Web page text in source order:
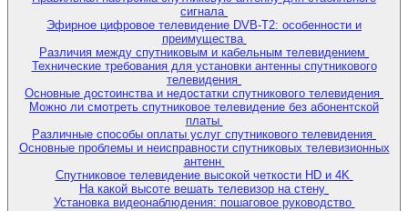
сигнала
Эфирное цифровое телевидение DVB-T2: особенности и
преимущества
Различия между спутниковым и кабельным телевидением
Технические требования для установки антенны спутникового
телевидения
Основные достоинства и недостатки спутникового телевидения
Можно ли смотреть спутниковое телевидение без абонентской
платы
Различные способы оплаты услуг спутникового телевидения
Основные проблемы и неисправности спутниковых телевизионных
антенн
Спутниковое телевидение высокой четкости HD и 4K
На какой высоте вешать телевизор на стену
Установка видеонаблюдения: пошаговое руководство